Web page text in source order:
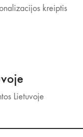
kreiptis
Lietuvoje